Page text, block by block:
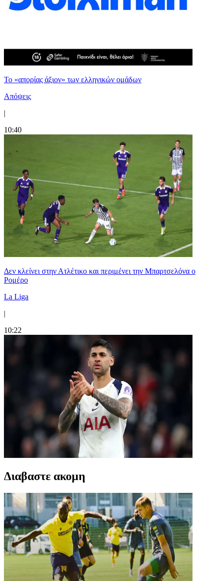
Το «απορίας άξιον» των ελληνικών ομάδων
Απόψεις
|
10:40
Δεν κλείνει στην Ατλέτικο και περιμένει την Μπαρτσελόνα ο
Ρομέρο
La Liga
|
10:22
Διαβαστε ακομη